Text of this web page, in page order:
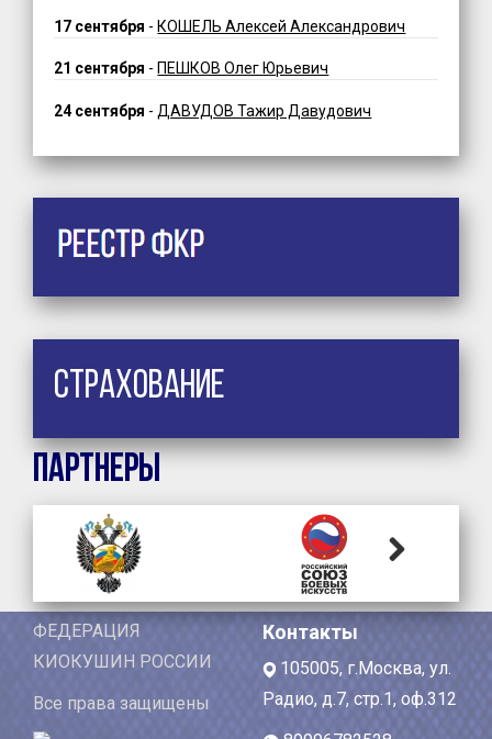
17 сентября - КОШЕЛЬ Алексей Александрович
21 сентября - ПЕШКОВ Олег Юрьевич
24 сентября - ДАВУДОВ Тажир Давудович
Страхование
Партнеры
ФЕДЕРАЦИЯ
КИОКУШИН РОССИИ
Все права защищены
Контакты
105005, г.Москва, ул.
Радио, д.7, стр.1, оф.312